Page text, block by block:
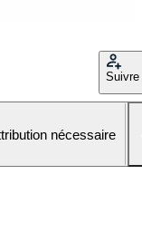
Suivre
nécessaire